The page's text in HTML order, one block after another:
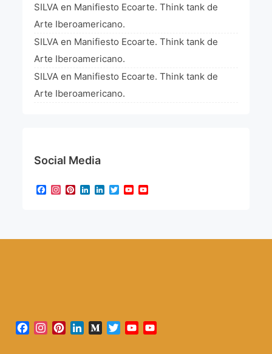
SILVA en Manifiesto Ecoarte. Think tank de
Arte Iberoamericano.
SILVA en Manifiesto Ecoarte. Think tank de
Arte Iberoamericano.
SILVA en Manifiesto Ecoarte. Think tank de
Arte Iberoamericano.
Social Media
Facebook
Instagram
Pinterest
LinkedIn
LinkedIn
TwitterYouTube
Facebook
Instagram
PinterestLinkedInMediumTwitterYouTube